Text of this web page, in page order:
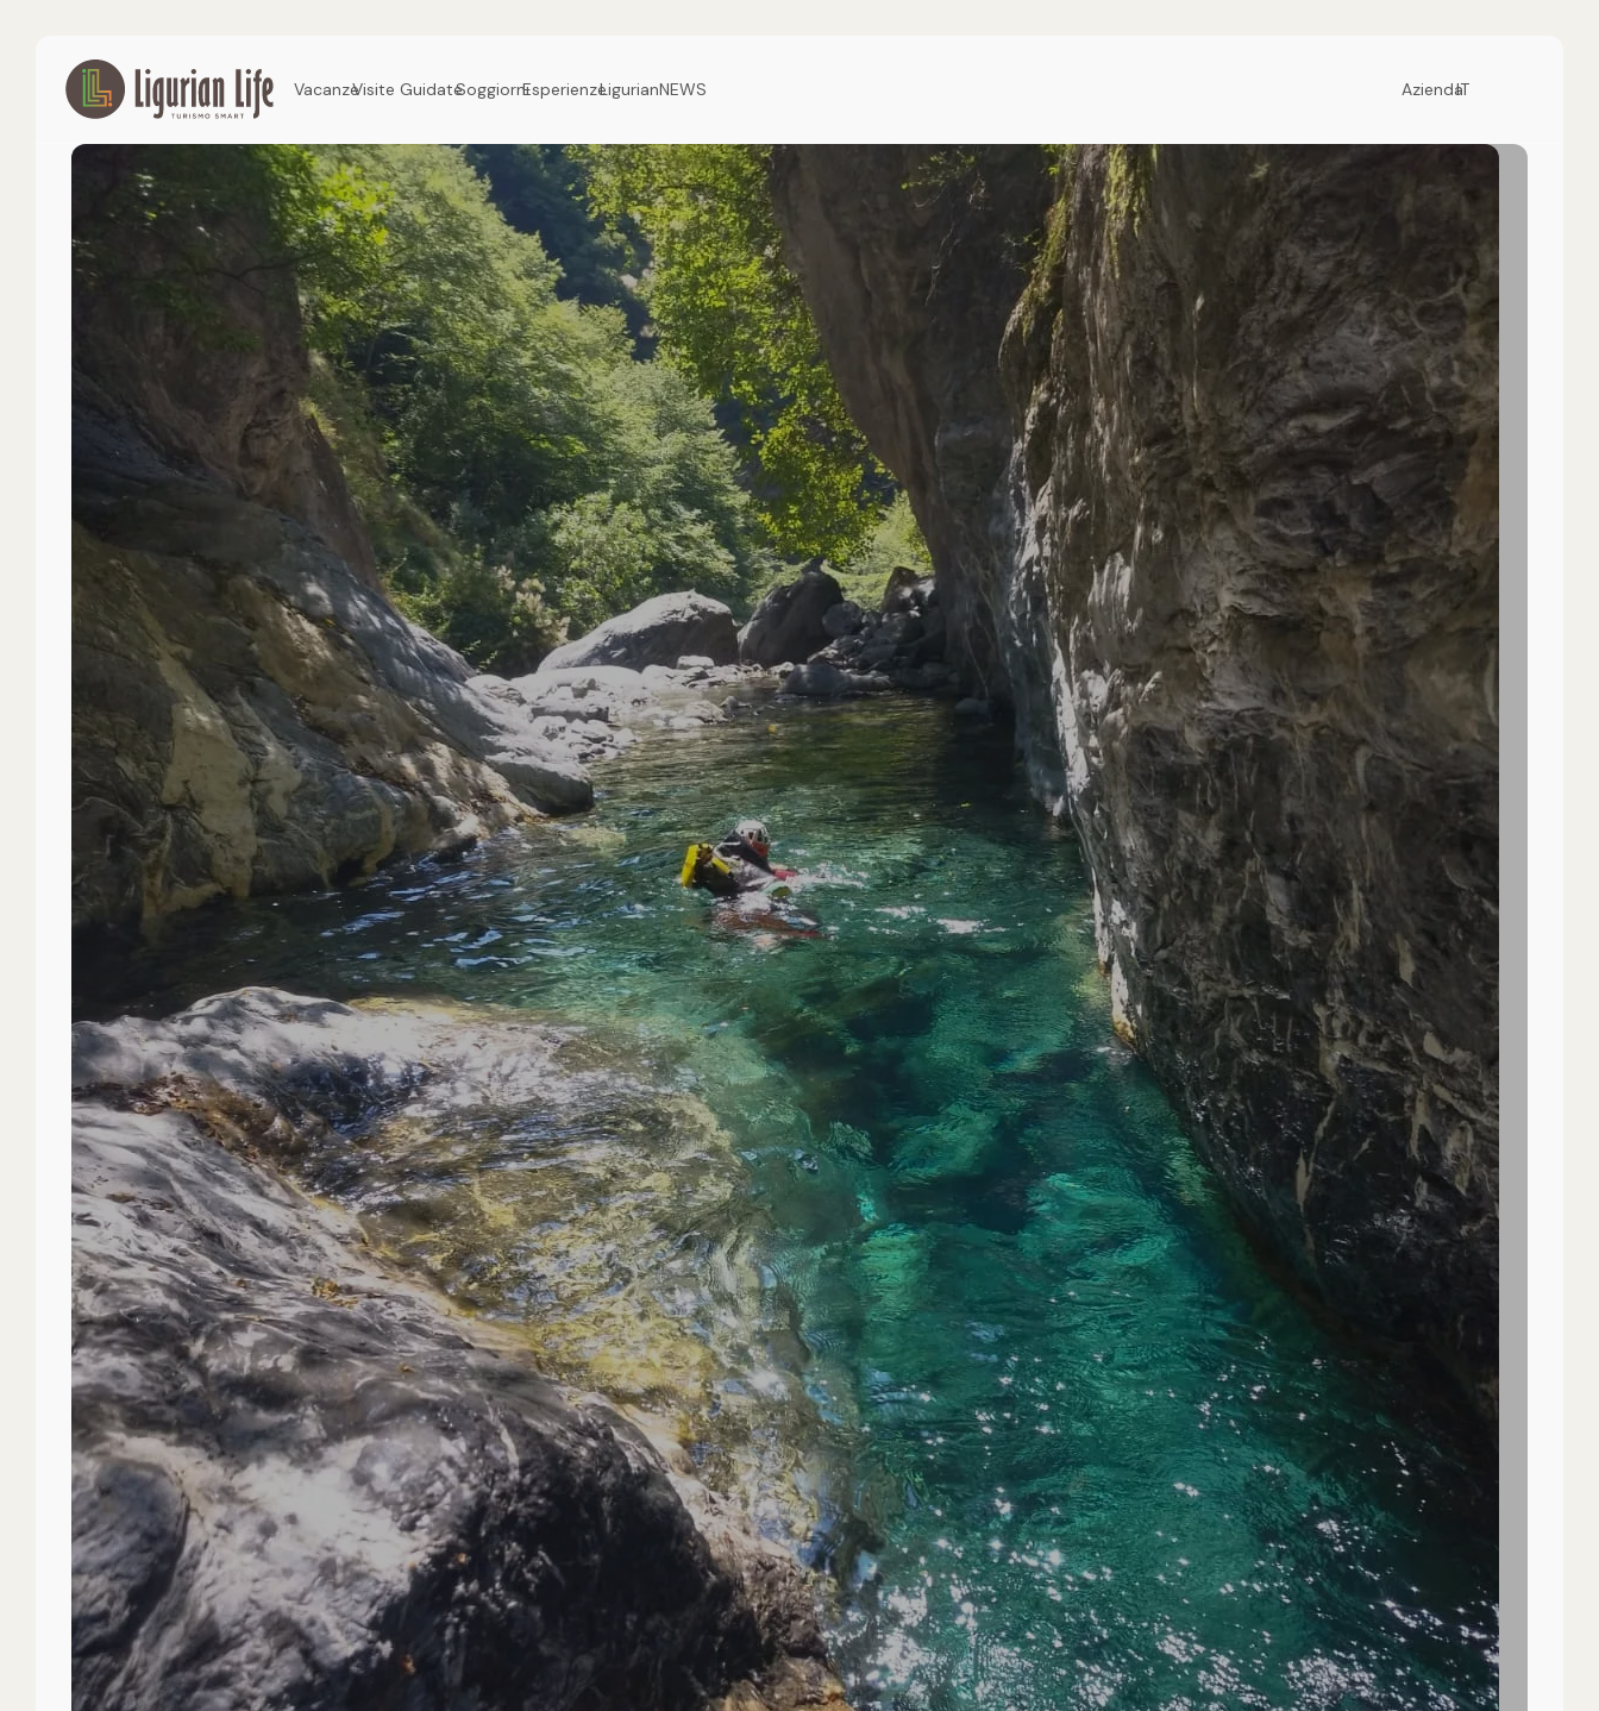
VacanzeVisite GuidateSoggiorniEsperienzeLigurianNEWS AziendaIT